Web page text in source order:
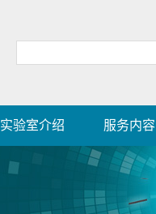
实验室介绍 服务内容